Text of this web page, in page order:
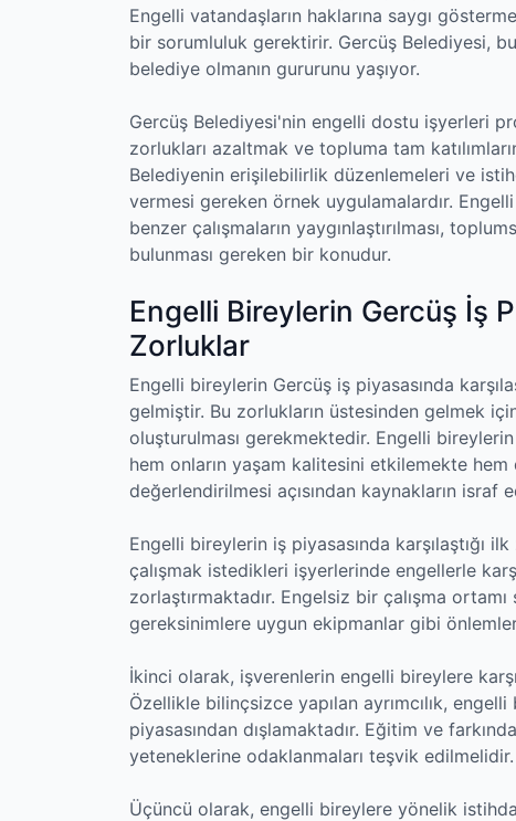
Engelli vatandaşların haklarına saygı
bir sorumluluk gerektirir. Gercüş Belediyesi,
belediye olmanın gururunu yaşıyor.
Gercüş Belediyesi'nin engelli dostu işyerleri
zorlukları azaltmak ve topluma tam
Belediyenin erişilebilirlik düzenlemeleri ve
vermesi gereken örnek uygulamalardır.
benzer çalışmaların yaygınlaştırılması,
bulunması gereken bir konudur.
Engelli Bireylerin Gercüş İş
Zorluklar
Engelli bireylerin Gercüş iş piyasasında
gelmiştir. Bu zorlukların üstesinden gelmek
oluşturulması gerekmektedir. Engelli
hem onların yaşam kalitesini etkilemekte
değerlendirilmesi açısından kaynakların israf
Engelli bireylerin iş piyasasında karşılaştığı
çalışmak istedikleri işyerlerinde engellerle
zorlaştırmaktadır. Engelsiz bir çalışma
gereksinimlere uygun ekipmanlar gibi
İkinci olarak, işverenlerin engelli bireylere
Özellikle bilinçsizce yapılan ayrımcılık,
piyasasından dışlamaktadır. Eğitim ve
yeteneklerine odaklanmaları teşvik edilmelidir.
Üçüncü olarak, engelli bireylere yönelik